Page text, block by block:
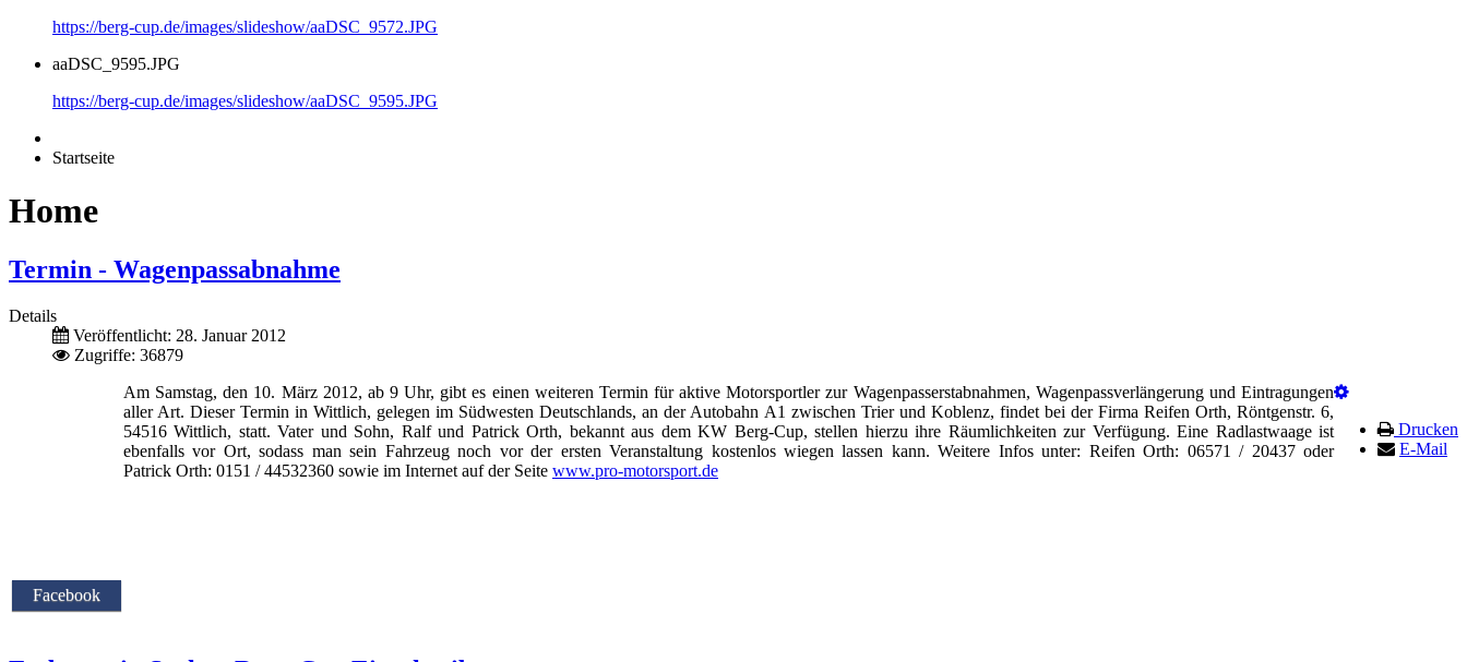
https://berg-cup.de/images/slideshow/aaDSC_9572.JPG
aaDSC_9595.JPG
https://berg-cup.de/images/slideshow/aaDSC_9595.JPG
Startseite
Home
Termin - Wagenpassabnahme
Details
Veröffentlicht: 28. Januar 2012
Zugriffe: 36879
Drucken
E-Mail
Am Samstag, den 10. März 2012, ab 9 Uhr, gibt es einen weiteren Termin für aktive Motorsportler zur Wagenpasserstabnahmen, Wagenpassverlängerung und Eintragungen
aller Art. Dieser Termin in Wittlich, gelegen im Südwesten Deutschlands, an der Autobahn A1 zwischen Trier und Koblenz, findet bei der Firma Reifen Orth, Röntgenstr. 6,
54516 Wittlich, statt. Vater und Sohn, Ralf und Patrick Orth, bekannt aus dem KW Berg-Cup, stellen hierzu ihre Räumlichkeiten zur Verfügung. Eine Radlastwaage ist
ebenfalls vor Ort, sodass man sein Fahrzeug noch vor der ersten Veranstaltung kostenlos wiegen lassen kann. Weitere Infos unter: Reifen Orth: 06571 / 20437 oder
Patrick Orth: 0151 / 44532360 sowie im Internet auf der Seite www.pro-motorsport.de
Facebook